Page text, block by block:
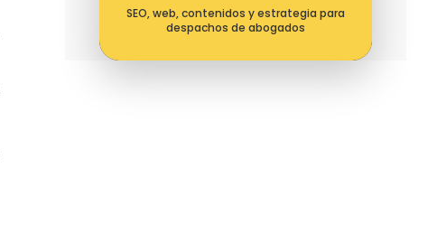
SEO, web, contenidos y estrategia para
despachos de abogados